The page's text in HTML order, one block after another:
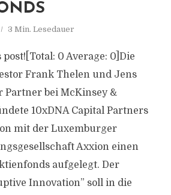
3 Min. Lesedauer
0 Average: 0]Die
Frank Thelen und Jens
Partner bei McKinsey &
10xDNA Capital Partners
mit der Luxemburger
Axxion einen
aufgelegt. Der
Innovation” soll in die